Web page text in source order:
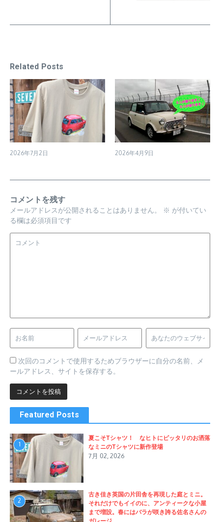
Related Posts
2026年7月2日 2026年4月9日
コメントを残す
メールアドレスが公開されることはありません。 ※ が付いてい
る欄は必須項目です
次回のコメントで使用するためブラウザーに自分の名前、メ
ールアドレス、サイトを保存する。
Featured Posts
1
夏こそTシャツ！ なヒトにピッタリのお洒落
なミニのTシャツに新作登場
7月 02, 2026
2
古き佳き英国の片田舎を再現した庭とミニ。
それだけでもイイのに、アンティークな小屋
まで増設。春にはバラが咲き誇る佐名さんの